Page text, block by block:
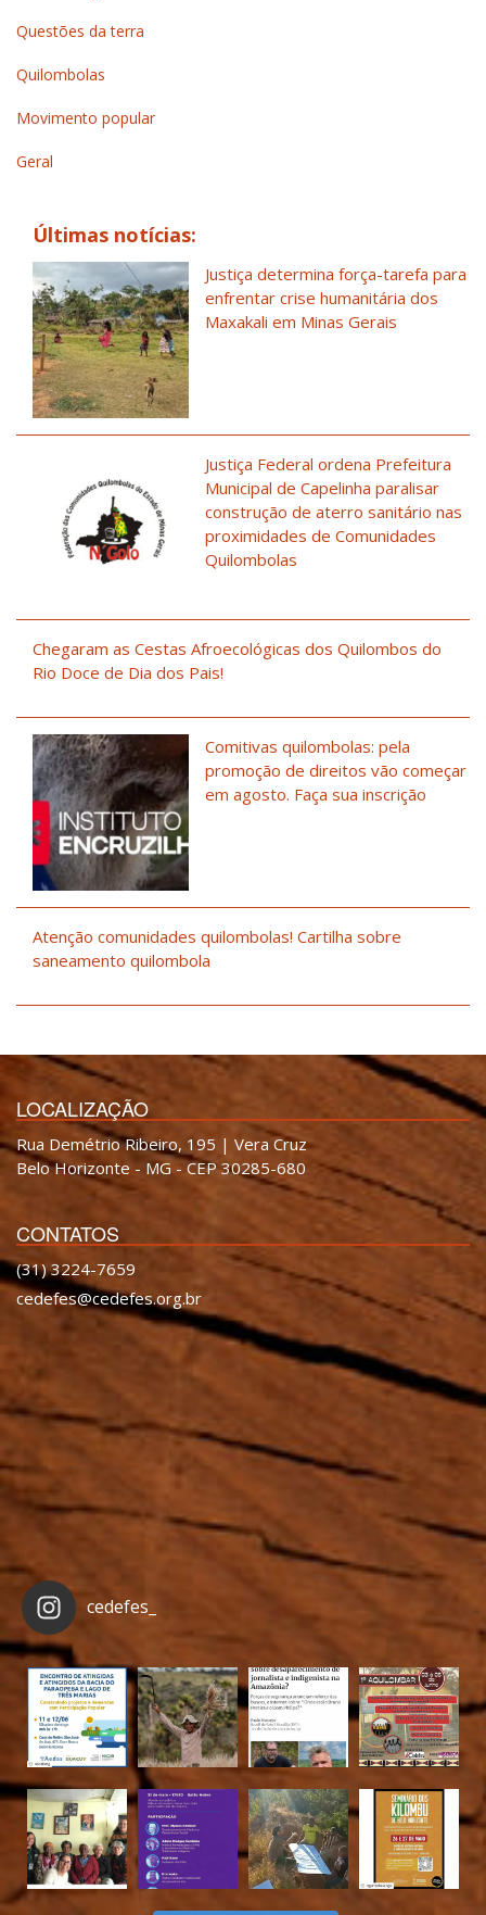
Questões da terra
Quilombolas
Movimento popular
Geral
Últimas notícias:
Justiça determina força-tarefa para
enfrentar crise humanitária dos
Maxakali em Minas Gerais
Justiça Federal ordena Prefeitura
Municipal de Capelinha paralisar
construção de aterro sanitário nas
proximidades de Comunidades
Quilombolas
Chegaram as Cestas Afroecológicas dos Quilombos do
Rio Doce de Dia dos Pais!
Comitivas quilombolas: pela
promoção de direitos vão começar
em agosto. Faça sua inscrição
Atenção comunidades quilombolas! Cartilha sobre
saneamento quilombola
LOCALIZAÇÃO
Rua Demétrio Ribeiro, 195 | Vera Cruz
Belo Horizonte - MG - CEP 30285-680
CONTATOS
(31) 3224-7659
cedefes@cedefes.org.br
cedefes_